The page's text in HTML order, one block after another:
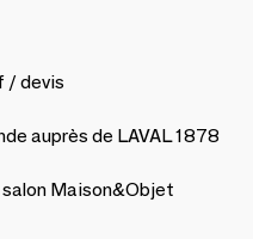
/ devis
auprès de LAVAL 1878
Maison&Objet